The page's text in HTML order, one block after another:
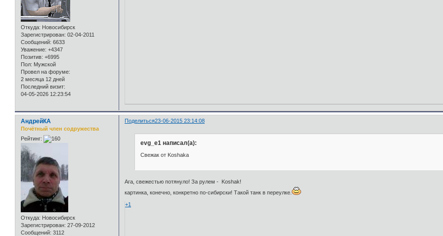
Откуда: Новосибирск
Зарегистрирован: 02-04-2011
Сообщений: 6633
Уважение: +4347
Позитив: +6995
Пол: Мужской
Провел на форуме:
2 месяца 12 дней
Последний визит:
04-05-2026 12:23:54
Поделиться23-06-2015 23:14:08
АндрейКА
Почётный член содружества
Рейтинг:
Откуда: Новосибирск
Зарегистрирован: 27-09-2012
Сообщений: 3112
evg_e1 написал(а):
Свежак от Koshakа
Ага, свежестью потянуло! За рулем - Koshak!
картинка, конечно, конкретно по-сибирски! Такой танк в переулке.
+1